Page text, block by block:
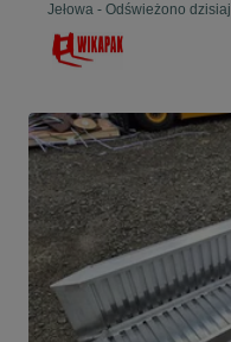
Jełowa - Odświeżono